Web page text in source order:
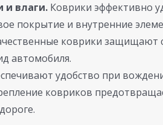
и влаги. Коврики эффективно
покрытие и внутренние
коврики защищают
автомобиля.
удобство при
ковриков